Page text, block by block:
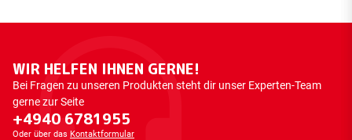
WIR HELFEN IHNEN GERNE!
Bei Fragen zu unseren Produkten steht dir unser Experten-Team
gerne zur Seite
+4940 6781955
Oder über das Kontaktformular